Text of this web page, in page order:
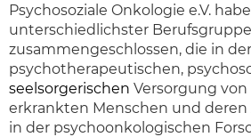
Psychosoziale Onkologie e.V.
unterschiedlichster
zusammengeschlossen, die in
psychotherapeutischen,
seelsorgerischen Versorgung von
erkrankten Menschen und
in der psychoonkologischen